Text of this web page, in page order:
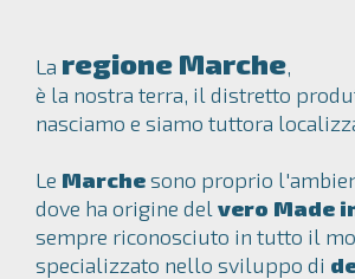
La regione Marche,
è la nostra terra, il distretto
nasciamo e siamo tuttora
Le Marchesono proprio
dove ha origine del vero Made
sempre riconosciuto in tutto il
specializzato nello sviluppo di